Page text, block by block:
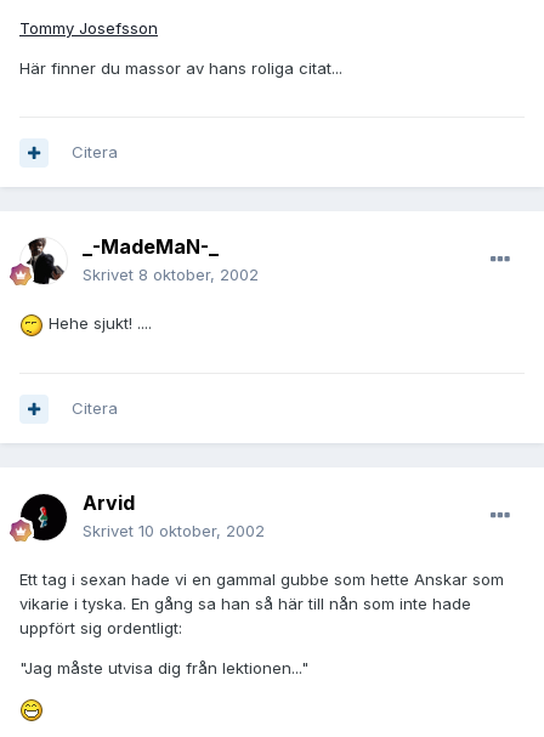
Tommy Josefsson
Här finner du massor av hans roliga citat...
Citera
_-MadeMaN-_
Skrivet 8 oktober, 2002
Hehe sjukt! ....
Citera
Arvid
Skrivet 10 oktober, 2002
Ett tag i sexan hade vi en gammal gubbe som hette Anskar som
vikarie i tyska. En gång sa han så här till nån som inte hade
uppfört sig ordentligt:
"Jag måste utvisa dig från lektionen..."